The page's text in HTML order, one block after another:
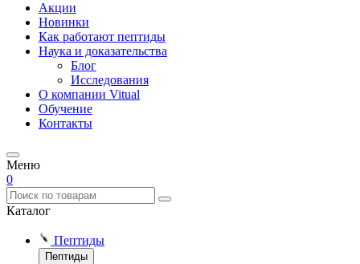
Акции
Новинки
Как работают пептиды
Наука и доказательства
Блог
Исследования
О компании Vitual
Обучение
Контакты
Меню
0
Каталог
Пептиды
Пептиды